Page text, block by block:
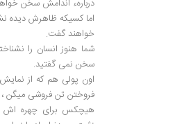
دربارهء اندامش سخن
اما کسیکه ظاهرش دیده
خواهند گفت.
شما هنوز انسان را
سخن نمی گفتید.
اون پولی هم که از
فروختن تن فروشی میگن ،
هیچکس برای چهره اش